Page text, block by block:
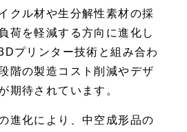
クル材や生分解性素材の採
荷を軽減する方向に進化し
プリンター技術と組み合わ
階の製造コスト削減やデザ
期待されています。
進化により、中空成形品の